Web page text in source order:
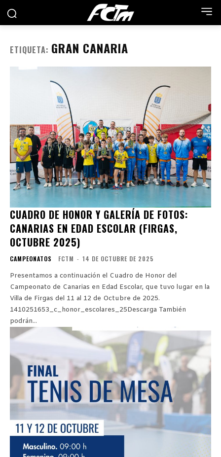
ETIQUETA: GRAN CANARIA
CUADRO DE HONOR Y GALERÍA DE FOTOS:
CANARIAS EN EDAD ESCOLAR (FIRGAS,
OCTUBRE 2025)
CAMPEONATOS FCTM - 14 DE OCTUBRE DE 2025
Presentamos a continuación el Cuadro de Honor del
Campeonato de Canarias en Edad Escolar, que tuvo lugar en la
Villa de Firgas del 11 al 12 de Octubre de 2025.
1410251653_c_honor_escolares_25Descarga También
podrán...